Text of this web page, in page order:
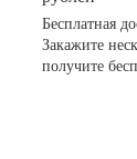
Бесплатная
Закажите
получите